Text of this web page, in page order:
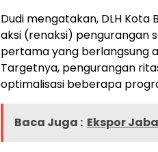
Dudi mengatakan, DLH
aksi (renaksi) pengurangan
pertama yang berlangsung
Targetnya, pengurangan
optimalisasi beberapa
Baca Juga : Ekspor